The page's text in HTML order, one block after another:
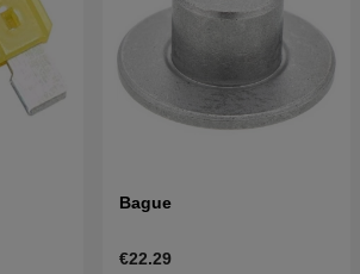
Bague
€22.29